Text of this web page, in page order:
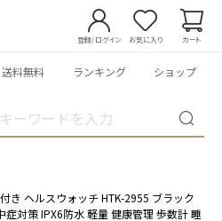
登録/ログイン お気に入り カート
送料無料 ランキング ショップ
き ヘルスウォッチ HTK-2955 ブラック
対策 IPX6防水 軽量 健康管理 歩数計 睡